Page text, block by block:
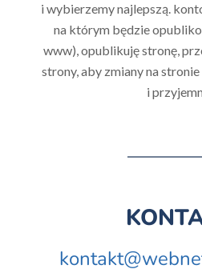
i wybierzemy najlepszą.
na którym będzie
www), opublikuję stronę,
strony, aby zmiany na
i